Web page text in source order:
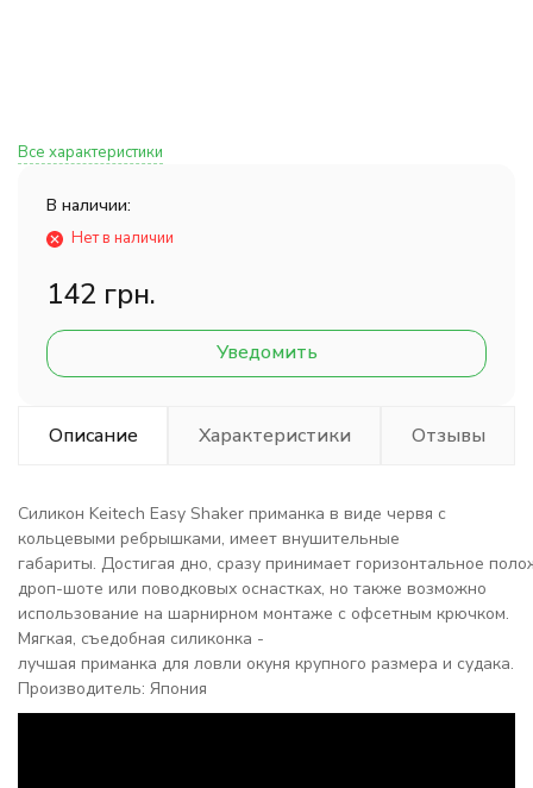
Все характеристики
В наличии:
Нет в наличии
142 грн.
Уведомить
Описание Характеристики Отзывы
Силикон Keitech Easy Shaker приманка в виде червя с
кольцевыми ребрышками, имеет внушительные
габариты. Достигая дно, сразу принимает горизонтальное
дроп-шоте или поводковых оснастках, но также возможно
использование на шарнирном монтаже с офсетным крючком.
Мягкая, съедобная силиконка -
лучшая приманка для ловли окуня крупного размера и судака.
Производитель: Япония